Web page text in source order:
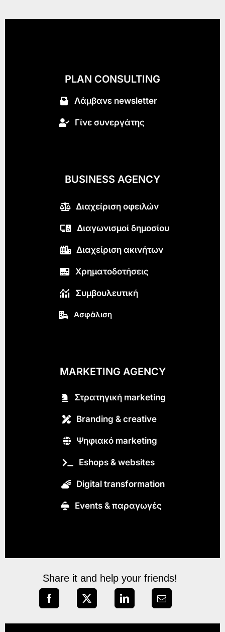
PLAN CONSULTING
Λάμβανε newsletter
Γίνε συνεργάτης
BUSINESS AGENCY
Διαχείριση οφειλών
Διαγωνισμοί δημοσίου
Διαχείριση ακινήτων
Χρηματοδοτήσεις
Συμβουλευτική
Ασφάλιση
MARKETING AGENCY
Στρατηγική marketing
Branding & creative
Ψηφιακό marketing
Eshops & websites
Digital transformation
Εvents & παραγωγές
Share it and help your friends!